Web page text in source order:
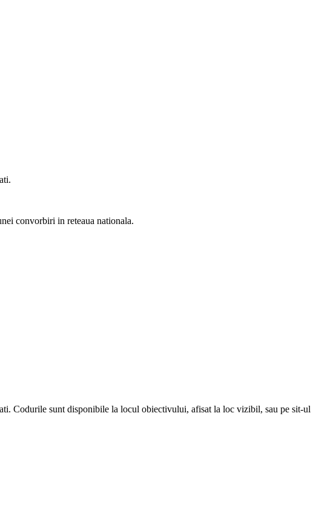
convorbiri in reteaua nationala.
Codurile sunt disponibile la locul obiectivului, afisat la loc vizibil, sau pe sit-ul